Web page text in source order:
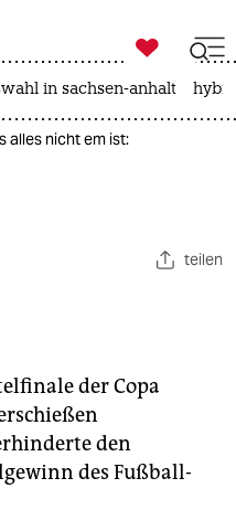

taz zahl ich
in sachsen-anhalt
alles nicht em ist:
teilen
der Copa
den
des Fußball-